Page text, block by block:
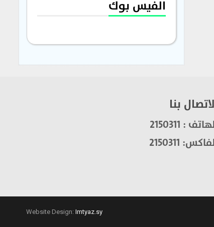
الفيس بوك
بنا
: 2150311
2150311
Website Design: Imtyaz.sy